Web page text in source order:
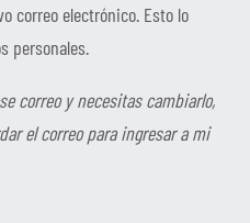
correo electrónico. Esto lo
personales.
correo y necesitas cambiarlo,
el correo para ingresar a mi